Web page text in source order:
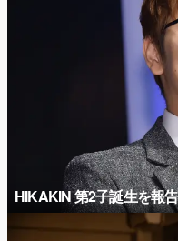
HIKAKIN 第2子誕生を報告